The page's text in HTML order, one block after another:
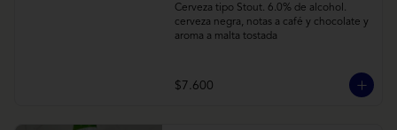
Cerveza tipo Stout. 6.0% de alcohol.
cerveza negra, notas a café y chocolate y
aroma a malta tostada
$7.600